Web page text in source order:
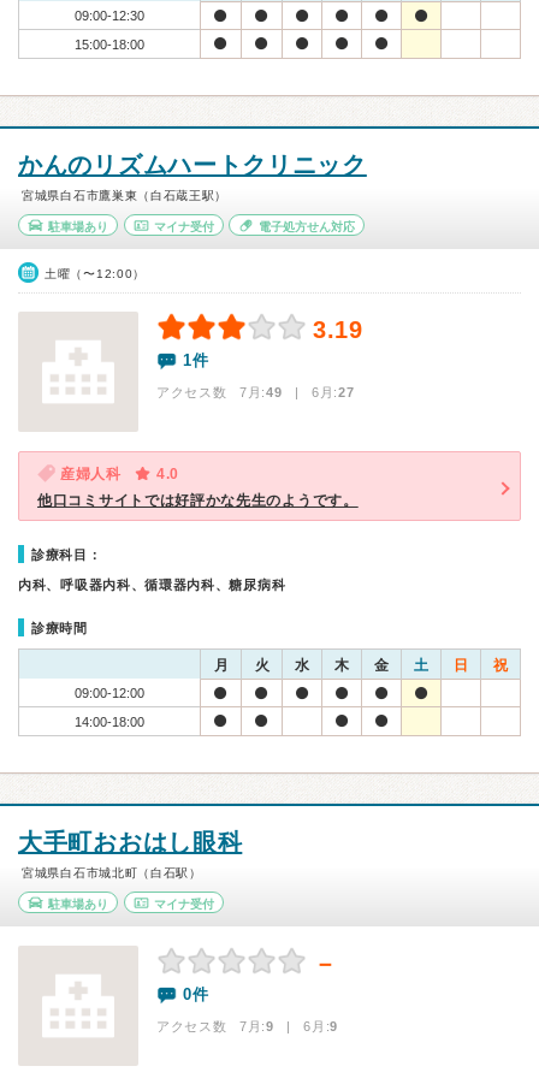
09:00-12:30
15:00-18:00
かんのリズムハートクリニック
宮城県白石市鷹巣東（白石蔵王駅）
駐車場あり マイナ受付 電子処方せん対応
土曜（〜12:00）
3.19
1件
アクセス数 7月:49 | 6月:27
産婦人科
4.0
他口コミサイトでは好評かな先生のようです。
診療科目：
内科、呼吸器内科、循環器内科、糖尿病科
診療時間
月 火 水 木 金 土 日 祝
09:00-12:00
14:00-18:00
大手町おおはし眼科
宮城県白石市城北町（白石駅）
駐車場あり マイナ受付
－
0件
アクセス数 7月:9 | 6月:9